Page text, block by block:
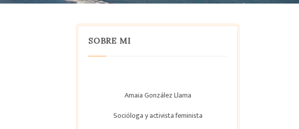
SOBRE MI
Amaia González Llama
Socióloga y activista feminista